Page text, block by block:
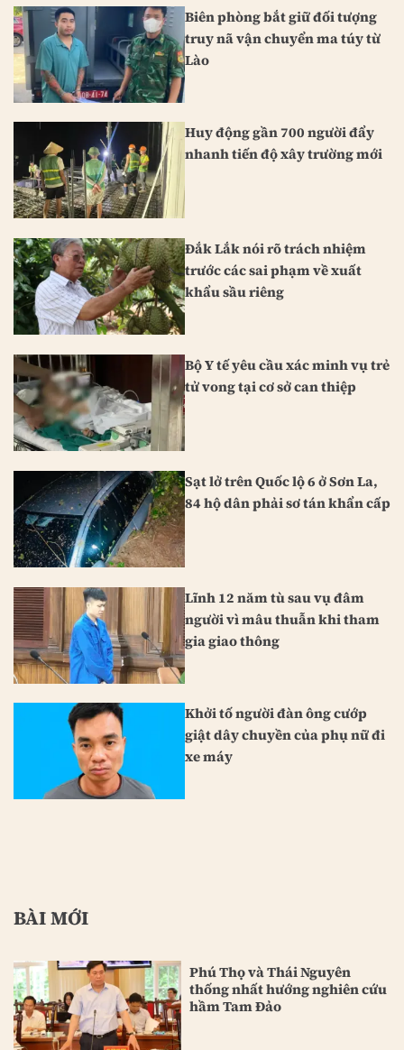
Biên phòng bắt giữ đối tượng
truy nã vận chuyển ma túy từ
Lào
Huy động gần 700 người đẩy
nhanh tiến độ xây trường mới
Đắk Lắk nói rõ trách nhiệm
trước các sai phạm về xuất
khẩu sầu riêng
Bộ Y tế yêu cầu xác minh vụ trẻ
tử vong tại cơ sở can thiệp
Sạt lở trên Quốc lộ 6 ở Sơn La,
84 hộ dân phải sơ tán khẩn cấp
Lĩnh 12 năm tù sau vụ đâm
người vì mâu thuẫn khi tham
gia giao thông
Khởi tố người đàn ông cướp
giật dây chuyền của phụ nữ đi
xe máy
BÀI MỚI
Phú Thọ và Thái Nguyên
thống nhất hướng nghiên cứu
hầm Tam Đảo